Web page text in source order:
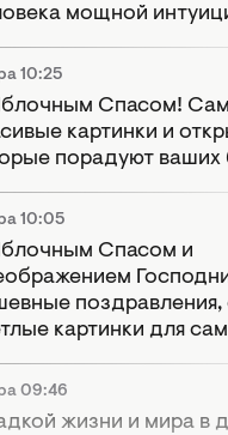
мощной
10:25
Спасом!
картинки и
порадуют ваших
10:05
Спасом и
поздравления,
картинки для
09:46
жизни и мира в